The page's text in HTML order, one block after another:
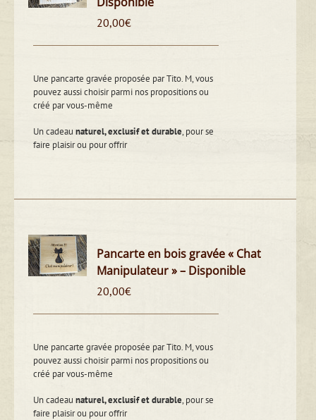
20,00€
Une pancarte gravée proposée par Tito. M, vous
pouvez aussi choisir parmi nos propositions ou
créé par vous-même
Un cadeaunaturel, exclusif et durable, pour se
faire plaisir ou pour offrir
Pancarte en bois gravée « Chat
Manipulateur » – Disponible
20,00€
Une pancarte gravée proposée par Tito. M, vous
pouvez aussi choisir parmi nos propositions ou
créé par vous-même
Un cadeaunaturel, exclusif et durable, pour se
faire plaisir ou pour offrir